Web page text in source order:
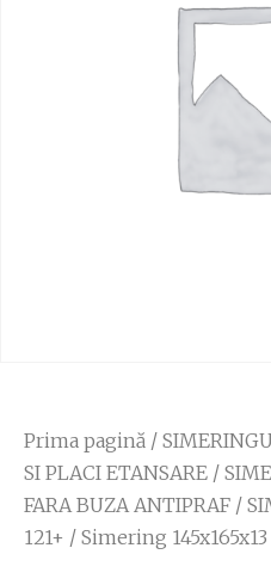
Prima pagină /
SI PLACI ETANSARE /
FARA BUZA ANTIPRAF /
121+ / Simering 145x165x13